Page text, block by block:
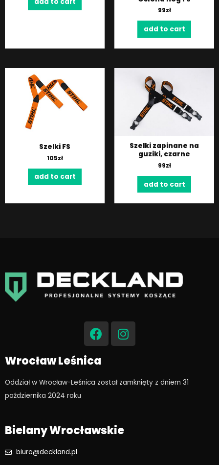
99zł
add to cart
Szelki FS
105zł
add to cart
Szelki zapinane na
guziki, czarne
99zł
add to cart
F
a
c
e
b
o
I
n
s
g
Wrocław Leśnica
Oddział w Wrocław-Leśnica został zamknięty z dniem 31
października 2024 roku​
Bielany Wrocławskie
biuro@deckland.pl